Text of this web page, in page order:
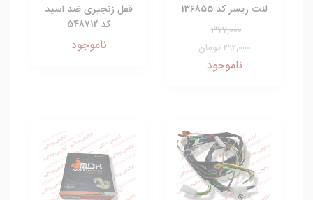
لنت ریسر کد 136855
377,000
292,000 تومان
ناموجود
قفل زنجیری ضد اسید
کد 548712
ناموجود